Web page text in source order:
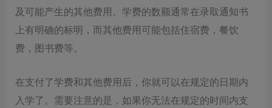
及可能产生的其他费用。学费的数额通常在录取通知书
上有明确的标明，而其他费用可能包括住宿费，餐饮
费，图书费等。
在支付了学费和其他费用后，你就可以在规定的日期内
入学了。需要注意的是，如果你无法在规定的时间内支